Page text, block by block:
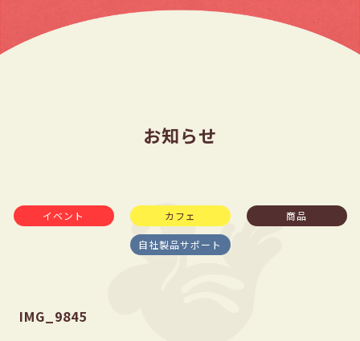
お知らせ
イベント カフェ 商品
自社製品サポート
IMG_9845